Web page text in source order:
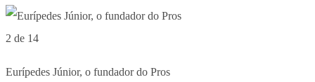
2 de 14
Eurípedes Júnior, o fundador do Pros